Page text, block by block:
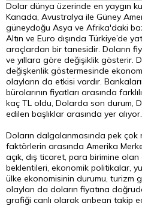
Dolar dünya üzerinde en yaygın
Kanada, Avustralya ile Güney
güneydoğu Asya ve Afrika'daki
Altın ve Euro dışında Türkiye’de
araçlardan bir tanesidir. Doların
ve yıllara göre değişiklik gösterir.
değişkenlik göstermesinde
olayların da etkisi vardır.
bürolarının fiyatları arasında
kaç TL oldu, Dolarda son durum,
edilen başlıklar arasında yer alıyor.
Doların dalgalanmasında pek çok
faktörlerin arasında Amerika
açık, dış ticaret, para birimine
beklentileri, ekonomik politikalar,
ülke ekonomisinin durumu, turizm
olayları da doların fiyatına
grafiği canlı olarak anbean takip